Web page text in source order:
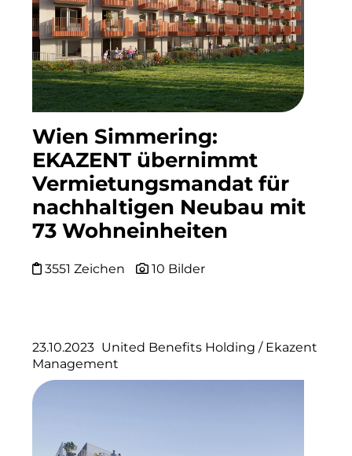
Pembroke
Quartier am Bahnhof Taufkirchen
R&S Immobilienmanagement GmbH
RE/MAX Germany
Rock Capital Group
Scoperty
Scrivo Communications
Starlab International GmbH
Staycity Group
The Q
Wien Simmering:
EKAZENT übernimmt
Vermietungsmandat für
nachhaltigen Neubau mit
73 Wohneinheiten
3551 Zeichen 10 Bilder
23.10.2023 United Benefits Holding / Ekazent
Management